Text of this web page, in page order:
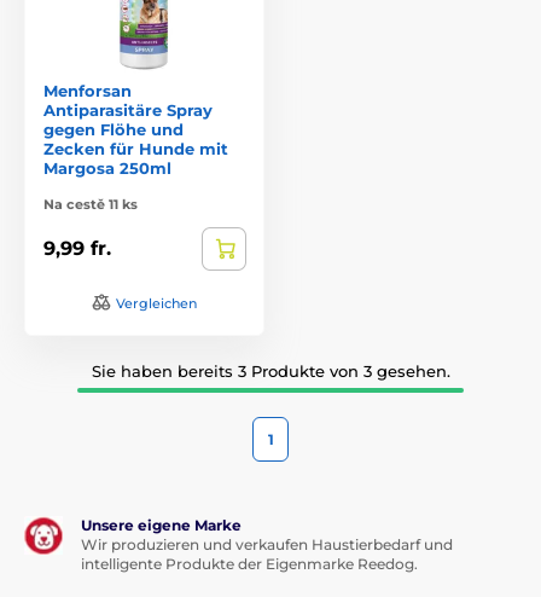
Menforsan
Antiparasitäre Spray
gegen Flöhe und
Zecken für Hunde mit
Margosa 250ml
Na cestě 11 ks
9,99 fr.
Vergleichen
Sie haben bereits 3 Produkte von 3 gesehen.
1
Unsere eigene Marke
Wir produzieren und verkaufen Haustierbedarf und
intelligente Produkte der Eigenmarke Reedog.